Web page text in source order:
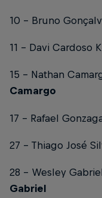
10 - Bruno
11 - Davi Cardoso
15 - Nathan
Camargo
17 - Rafael
27 - Thiago José
28 - Wesley
Gabriel